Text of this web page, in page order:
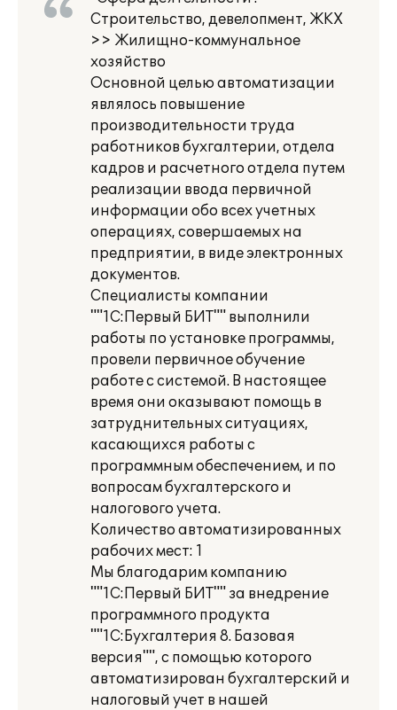
Строительство, девелопмент, ЖКХ
>> Жилищно-коммунальное
хозяйство
Основной целью автоматизации
являлось повышение
производительности труда
работников бухгалтерии, отдела
кадров и расчетного отдела путем
реализации ввода первичной
информации обо всех учетных
операциях, совершаемых на
предприятии, в виде электронных
документов.
Специалисты компании
""1С:Первый БИТ"" выполнили
работы по установке программы,
провели первичное обучение
работе с системой. В настоящее
время они оказывают помощь в
затруднительных ситуациях,
касающихся работы с
программным обеспечением, и по
вопросам бухгалтерского и
налогового учета.
Количество автоматизированных
рабочих мест: 1
Мы благодарим компанию
""1С:Первый БИТ"" за внедрение
программного продукта
""1С:Бухгалтерия 8. Базовая
версия"", с помощью которого
автоматизирован бухгалтерский и
налоговый учет в нашей